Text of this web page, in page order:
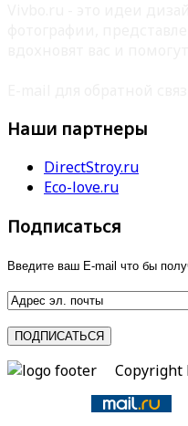
Наши партнеры
DirectStroy.ru
Eco-love.ru
Подписаться
Введите ваш E-mail что бы
Copyright